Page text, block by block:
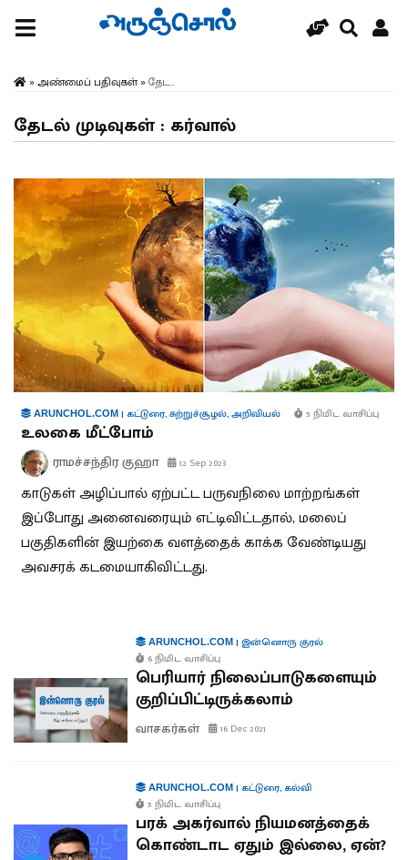
» அண்மைப் பதிவுகள்» தேட...
தேடல் முடிவுகள் : கர்வால்
ARUNCHOL.COM | கட்டுரை,சுற்றுச்சூழல்,அறிவியல் 5 நிமிட வாசிப்பு
உலகை மீட்போம்
ராமச்சந்திர குஹா 12 Sep 2023
காடுகள் அழிப்பால் ஏற்பட்ட பருவநிலை மாற்றங்கள்
இப்போது அனைவரையும் எட்டிவிட்டதால், மலைப்
பகுதிகளின் இயற்கை வளத்தைக் காக்க வேண்டியது
அவசரக் கடமையாகிவிட்டது.
ARUNCHOL.COM| இன்னொரு குரல்
6 நிமிட வாசிப்பு
பெரியார் நிலைப்பாடுகளையும்
குறிப்பிட்டிருக்கலாம்
வாசகர்கள் 16 Dec 2021
ARUNCHOL.COM| கட்டுரை, கல்வி
5 நிமிட வாசிப்பு
பரக் அகர்வால் நியமனத்தைக்
கொண்டாட ஏதும் இல்லை, ஏன்?